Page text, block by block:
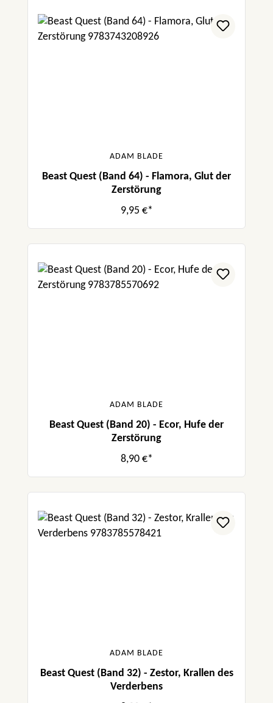
ADAM BLADE
Beast Quest (Band 64) - Flamora, Glut der
Zerstörung
9,95 €*
ADAM BLADE
Beast Quest (Band 20) - Ecor, Hufe der
Zerstörung
8,90 €*
ADAM BLADE
Beast Quest (Band 32) - Zestor, Krallen des
Verderbens